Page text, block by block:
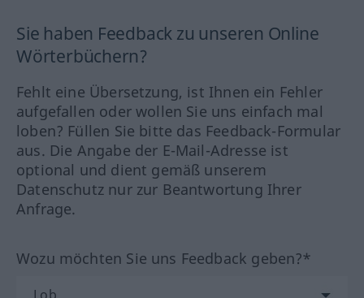
Sie haben Feedback zu unseren Online
Wörterbüchern?
Fehlt eine Übersetzung, ist Ihnen ein Fehler
aufgefallen oder wollen Sie uns einfach mal
loben? Füllen Sie bitte das Feedback-Formular
aus. Die Angabe der E-Mail-Adresse ist
optional und dient gemäß unserem
Datenschutz nur zur Beantwortung Ihrer
Anfrage.
Wozu möchten Sie uns Feedback geben?*